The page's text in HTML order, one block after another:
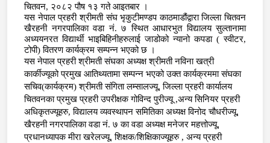
चितवन, २०८२ पौष १३ गते आइतबार ।
यस नेपाल प्रहरी श्रीमती संघ भृकुटीमण्डप काठमाडौंद्वारा जिल्ला चितवन
खैरहनी नगरपालिका वडा नं. ७ स्थित आधारभुत विद्यालय सुल्तानामा
अध्ययनरत विद्यार्थी भाइबिहिनीहरुलाई जाडोको न्यानो कपडा ( स्वीटर,
टोपी) वितरण कार्यक्रम सम्पन्न भएको छ ।
यस नेपाल प्रहरी श्रीमती संघका अध्यक्ष श्रीमती नविना खत्री
कार्कीज्यूको प्रमुख आतिथ्यतामा सम्पन्न भएको उक्त कार्यक्रममा संघका
सचिव(कार्यक्रम) श्रीमती संगिता लम्सालज्यू,जिल्ला प्रहरी कार्यालय
चितवनका प्रमुख प्रहरी उपरीक्षक गोविन्द पुरीज्यू ,अन्य सिनियर प्रहरी
अधिकृतज्यूहरु,विद्यालय व्यवस्थापन समितिका अध्यक्ष विनोद चौधरीज्यू,
खैरहनी नगरपालिका वडा नं. ७ का वडा अध्यक्ष मनेजर महत्तोज्यू,
प्रधानध्यापक मीरा खरेलज्यू,शिक्षक/शिक्षिकाज्यूहरु , अन्य प्रहरी